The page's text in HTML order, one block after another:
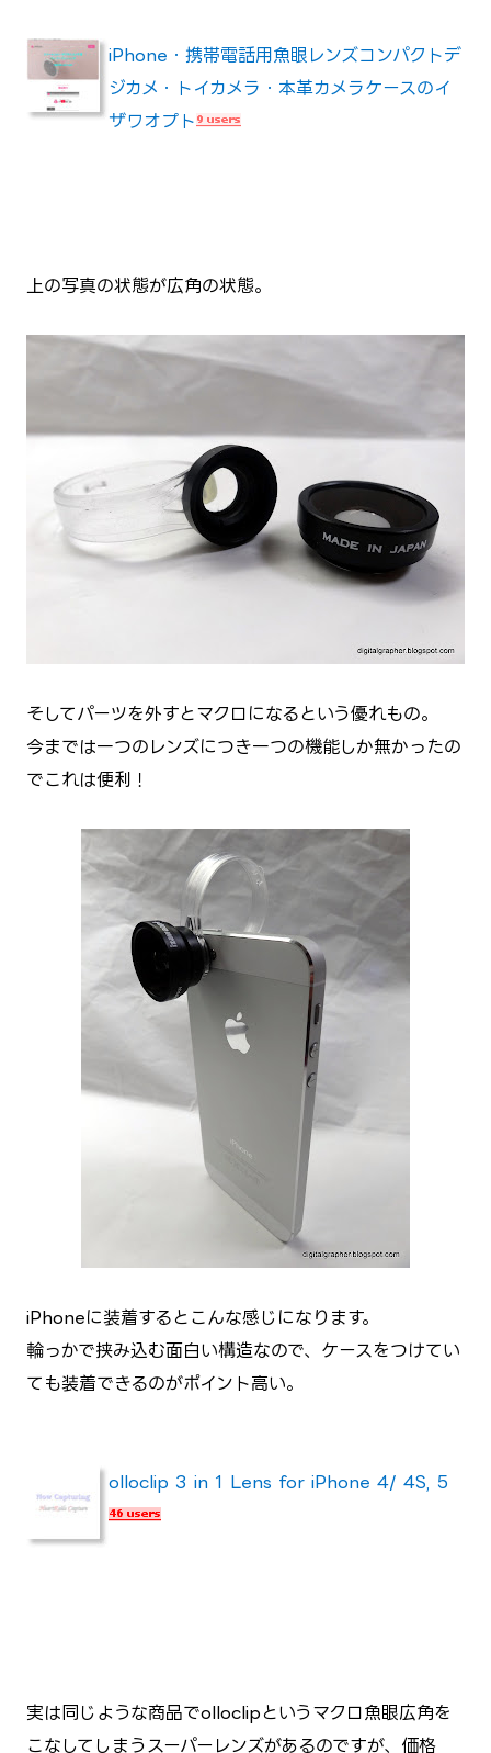
iPhone・携帯電話用魚眼レンズコンパクトデ
ジカメ・トイカメラ・本革カメラケースのイ
ザワオプト
上の写真の状態が広角の状態。
そしてパーツを外すとマクロになるという優れもの。
今までは一つのレンズにつき一つの機能しか無かったの
でこれは便利！
iPhoneに装着するとこんな感じになります。
輪っかで挟み込む面白い構造なので、ケースをつけてい
ても装着できるのがポイント高い。
olloclip 3 in 1 Lens for iPhone 4/ 4S, 5
実は同じような商品でolloclipというマクロ魚眼広角を
こなしてしまうスーパーレンズがあるのですが、価格